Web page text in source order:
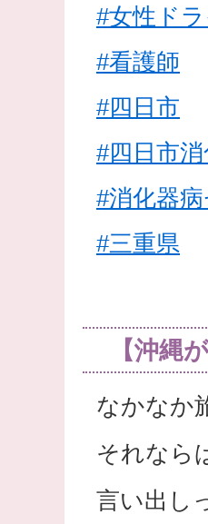
#女性ド
#看護師
#四日市
#四日市
#消化器
#三重県
【沖縄
なかなか
それなら
言い出し